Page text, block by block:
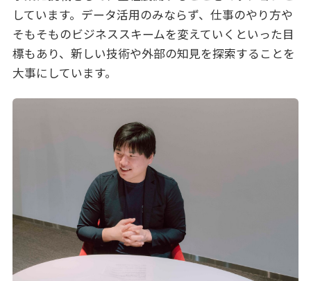
しています。データ活用のみならず、仕事のやり方や
そもそものビジネススキームを変えていくといった目
標もあり、新しい技術や外部の知見を探索することを
大事にしています。